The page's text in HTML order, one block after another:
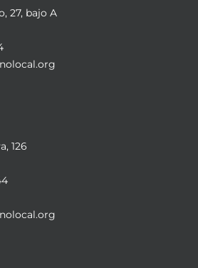
27, bajo A
126